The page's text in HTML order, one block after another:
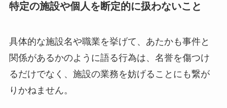
特定の施設や個人を断定的に扱わないこと
具体的な施設名や職業を挙げて、あたかも事件と
関係があるかのように語る行為は、名誉を傷つけ
るだけでなく、施設の業務を妨げることにも繋が
りかねません。